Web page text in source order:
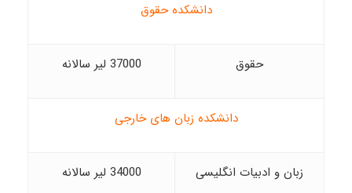
دانشکده حقوق
حقوق 37000 لیر سالانه
دانشکده زبان های خارجی
زبان و ادبیات انگلیسی 34000 لیر سالانه